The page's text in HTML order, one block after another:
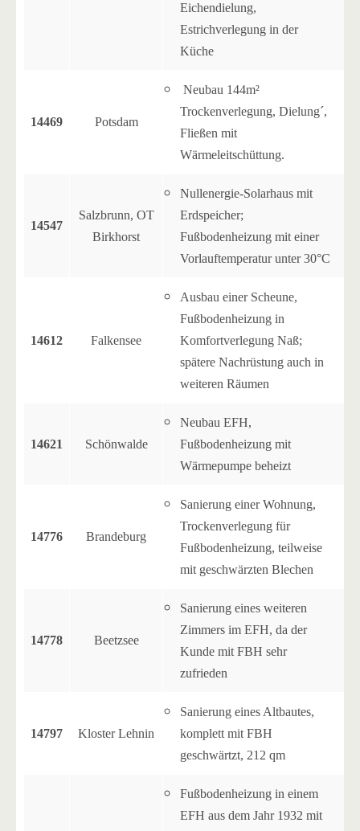
Eichendielung,
Estrichverlegung in der
Küche
14469 Potsdam
Neubau 144m²
Trockenverlegung, Dielung´,
Fließen mit
Wärmeleitschüttung.
14547
Salzbrunn, OT
Birkhorst
Nullenergie-Solarhaus mit
Erdspeicher;
Fußbodenheizung mit einer
Vorlauftemperatur unter 30°C
14612 Falkensee
Ausbau einer Scheune,
Fußbodenheizung in
Komfortverlegung Naß;
spätere Nachrüstung auch in
weiteren Räumen
14621 Schönwalde
Neubau EFH,
Fußbodenheizung mit
Wärmepumpe beheizt
14776 Brandeburg
Sanierung einer Wohnung,
Trockenverlegung für
Fußbodenheizung, teilweise
mit geschwärzten Blechen
14778 Beetzsee
Sanierung eines weiteren
Zimmers im EFH, da der
Kunde mit FBH sehr
zufrieden
14797 Kloster Lehnin
Sanierung eines Altbautes,
komplett mit FBH
geschwärtzt, 212 qm
Fußbodenheizung in einem
EFH aus dem Jahr 1932 mit